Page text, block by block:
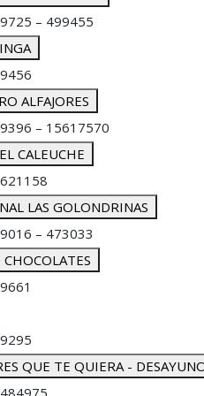
– 499455
ALFAJORES
– 15617570
CALEUCHE
LAS GOLONDRINAS
– 473033
QUE TE QUIERA -